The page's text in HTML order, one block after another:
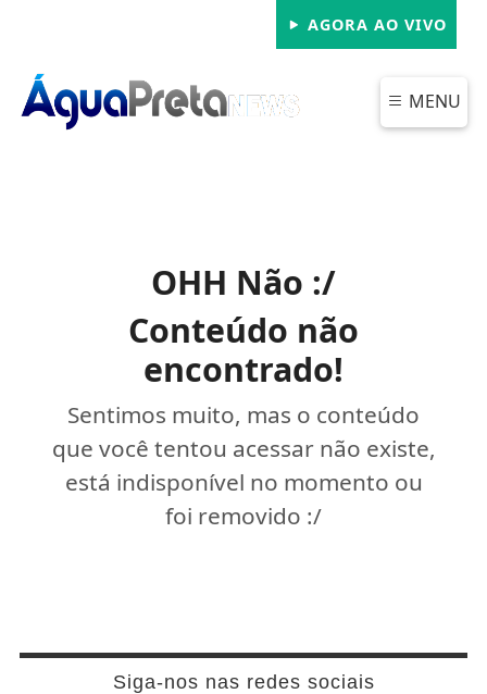
AGORA AO VIVO
MENU
OHH Não :/
Conteúdo não
encontrado!
Sentimos muito, mas o conteúdo
que você tentou acessar não existe,
está indisponível no momento ou
foi removido :/
Siga-nos nas redes sociais